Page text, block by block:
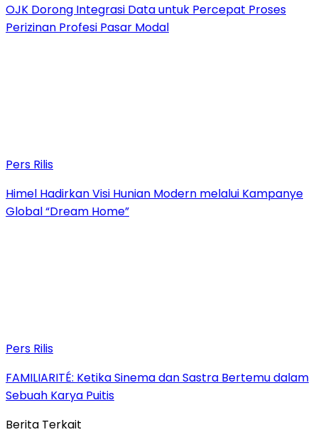
OJK Dorong Integrasi Data untuk Percepat Proses
Perizinan Profesi Pasar Modal
Pers Rilis
Himel Hadirkan Visi Hunian Modern melalui Kampanye
Global “Dream Home”
Pers Rilis
FAMILIARITÉ: Ketika Sinema dan Sastra Bertemu dalam
Sebuah Karya Puitis
Berita Terkait